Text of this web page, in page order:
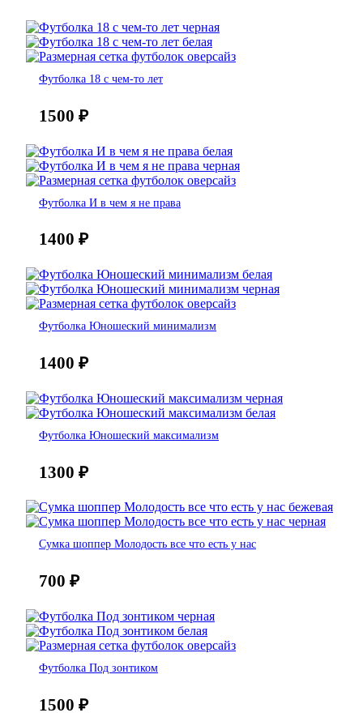
Футболка 18 с чем-то лет
1500 ₽
Футболка И в чем я не права
1400 ₽
Футболка Юношеский минимализм
1400 ₽
Футболка Юношеский максимализм
1300 ₽
Сумка шоппер Молодость все что есть у нас
700 ₽
Футболка Под зонтиком
1500 ₽